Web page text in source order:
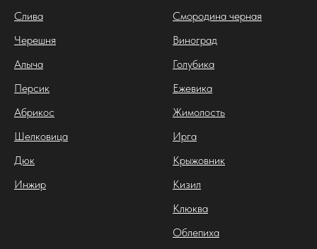
Слива
Черешня
Алыча
Персик
Абрикос
Шелковица
Дюк
Инжир
Смородина черная
Виноград
Голубика
Ежевика
Жимолость
Ирга
Крыжовник
Кизил
Клюква
Облепиха